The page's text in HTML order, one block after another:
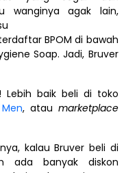
wanginya agak lain,
BPOM di bawah
Soap. Jadi, Bruver
Lebih baik beli di toko
, atau marketplace
kalau Bruver beli di
ada banyak diskon